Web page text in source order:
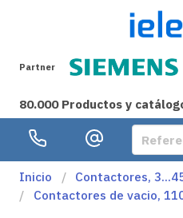
Partner
80.000 Productos y
Inicio
Contactores,
Contactores de vacio,